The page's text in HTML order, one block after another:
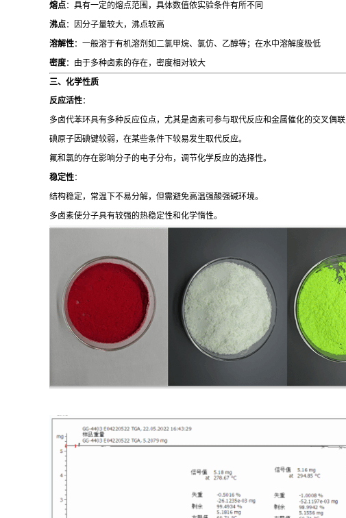
熔点：具有一定的熔点范围，具体数值依实验条件有所不同
沸点：因分子量较大，沸点较高
溶解性：一般溶于有机溶剂如二氯甲烷、氯仿、乙醇等；在水中溶解度极低
密度：由于多种卤素的存在，密度相对较大
三、化学性质
反应活性：
多卤代苯环具有多种反应位点，尤其是卤素可参与取代反应和金属催化的交叉偶联
碘原子因碘键较弱，在某些条件下较易发生取代反应。
氟和氯的存在影响分子的电子分布，调节化学反应的选择性。
稳定性：
结构稳定，常温下不易分解，但需避免高温强酸强碱环境。
多卤素使分子具有较强的热稳定性和化学惰性。